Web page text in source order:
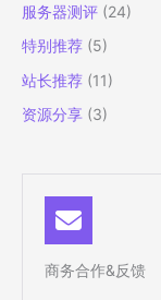
务
器
评
服务器测评 (24)
特别推荐 (5)
站长推荐 (11)
资源分享 (3)
商务合作&反馈